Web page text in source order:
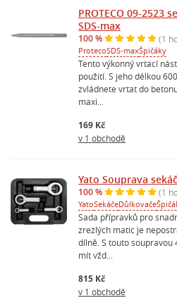
PROTECO 09-2523
SDS-max
100 % (1
ProtecoSDS-maxŠpičáky
Tento výkonný vrtací
použití. S jeho délkou
zvládnete vrtat do
maxi...
169 Kč
v 1 obchodě
Yato Souprava
100 % (1
YatoSekáčeDůlkovače
Sada přípravků pro
zrezlých matic je
dílně. S touto soupravou
mít vžd...
815 Kč
v 1 obchodě